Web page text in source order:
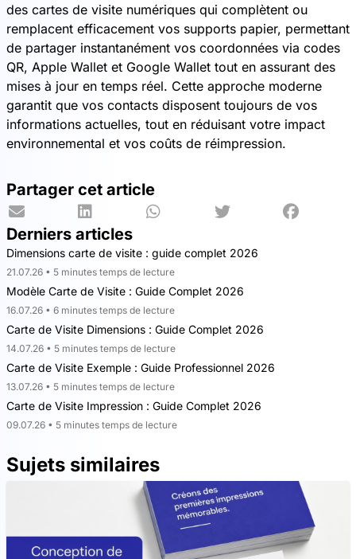
des cartes de visite numériques qui complètent ou
remplacent efficacement vos supports papier, permettant
de partager instantanément vos coordonnées via codes
QR, Apple Wallet et Google Wallet tout en assurant des
mises à jour en temps réel. Cette approche moderne
garantit que vos contacts disposent toujours de vos
informations actuelles, tout en réduisant votre impact
environnemental et vos coûts de réimpression.
Partager cet article
Derniers articles
Dimensions carte de visite : guide complet 2026
21.07.26 • 5 minutes temps de lecture
Modèle Carte de Visite : Guide Complet 2026
16.07.26 • 6 minutes temps de lecture
Carte de Visite Dimensions : Guide Complet 2026
14.07.26 • 5 minutes temps de lecture
Carte de Visite Exemple : Guide Professionnel 2026
13.07.26 • 5 minutes temps de lecture
Carte de Visite Impression : Guide Complet 2026
09.07.26 • 5 minutes temps de lecture
Sujets similaires